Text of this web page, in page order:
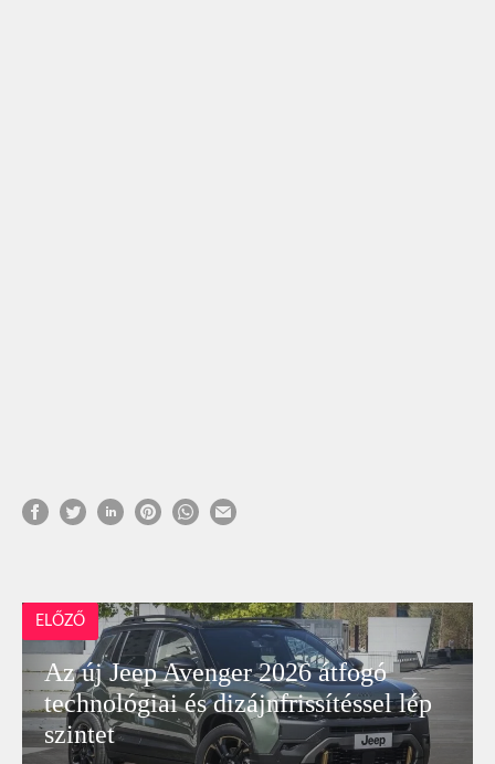
ELŐZŐ
Az új Jeep Avenger 2026 átfogó
technológiai és dizájnfrissítéssel lép
szintet